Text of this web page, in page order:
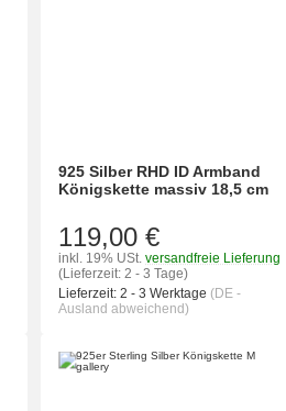
925 Silber RHD ID Armband
Königskette massiv 18,5 cm
119,00 €
inkl. 19% USt. versandfreie Lieferung
(Lieferzeit: 2 - 3 Tage)
Lieferzeit: 2 - 3 Werktage (DE -
Ausland abweichend)